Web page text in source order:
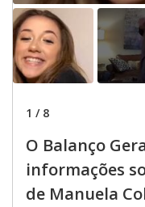
1 / 8
O Balanço
informações
de Manuela